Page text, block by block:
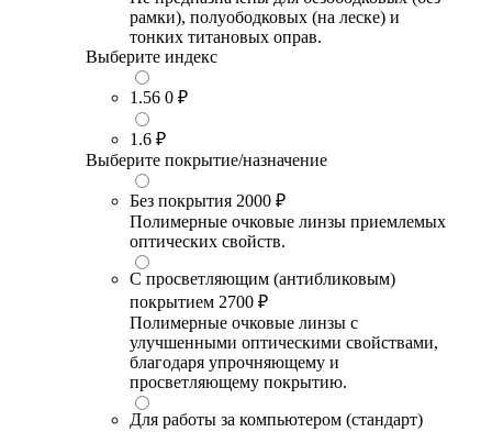
рамки), полуободковых (на леске) и
тонких титановых оправ.
Выберите индекс
1.56 0 ₽
1.6 ₽
Выберите покрытие/назначение
Без покрытия 2000 ₽
Полимерные очковые линзы приемлемых
оптических свойств.
С просветляющим (антибликовым)
покрытием 2700 ₽
Полимерные очковые линзы с
улучшенными оптическими свойствами,
благодаря упрочняющему и
просветляющему покрытию.
Для работы за компьютером (стандарт)